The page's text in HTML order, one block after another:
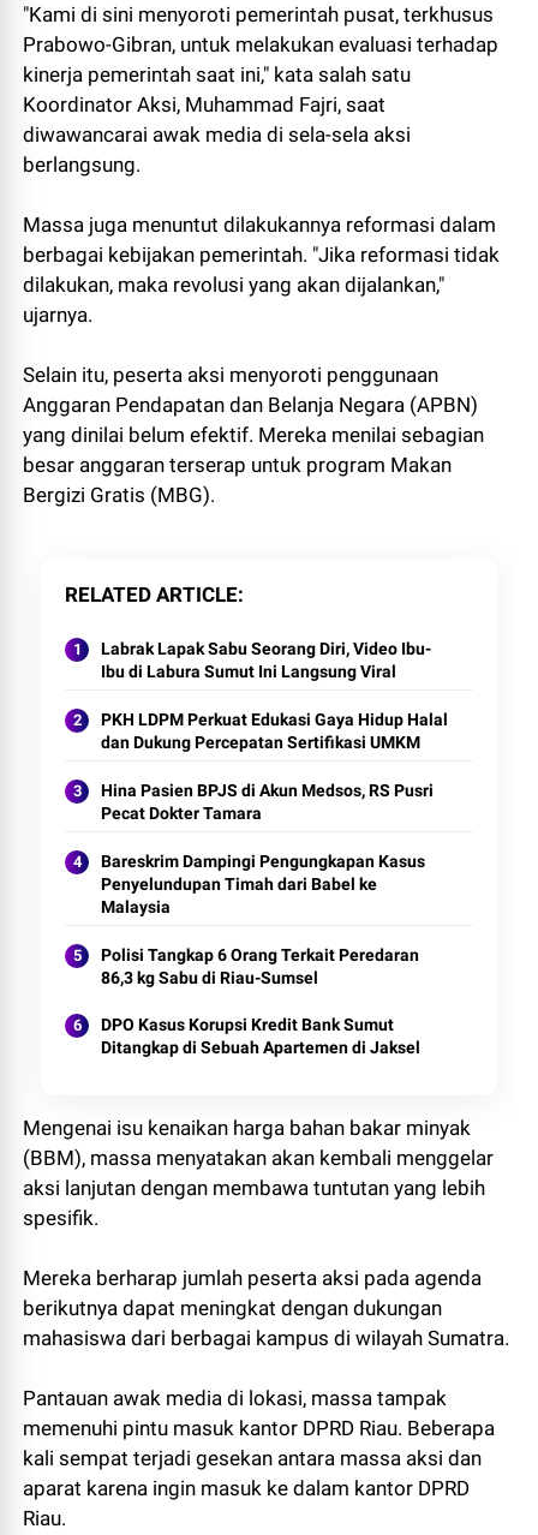
"Kami di sini menyoroti pemerintah pusat, terkhusus
Prabowo-Gibran, untuk melakukan evaluasi terhadap
kinerja pemerintah saat ini," kata salah satu
Koordinator Aksi, Muhammad Fajri, saat
diwawancarai awak media di sela-sela aksi
berlangsung.
Massa juga menuntut dilakukannya reformasi dalam
berbagai kebijakan pemerintah. "Jika reformasi tidak
dilakukan, maka revolusi yang akan dijalankan,"
ujarnya.
Selain itu, peserta aksi menyoroti penggunaan
Anggaran Pendapatan dan Belanja Negara (APBN)
yang dinilai belum efektif. Mereka menilai sebagian
besar anggaran terserap untuk program Makan
Bergizi Gratis (MBG).
RELATED ARTICLE
Labrak Lapak Sabu Seorang Diri, Video Ibu-
Ibu di Labura Sumut Ini Langsung Viral
PKH LDPM Perkuat Edukasi Gaya Hidup Halal
dan Dukung Percepatan Sertifikasi UMKM
Hina Pasien BPJS di Akun Medsos, RS Pusri
Pecat Dokter Tamara
Bareskrim Dampingi Pengungkapan Kasus
Penyelundupan Timah dari Babel ke
Malaysia
Polisi Tangkap 6 Orang Terkait Peredaran
86,3 kg Sabu di Riau-Sumsel
DPO Kasus Korupsi Kredit Bank Sumut
Ditangkap di Sebuah Apartemen di Jaksel
Mengenai isu kenaikan harga bahan bakar minyak
(BBM), massa menyatakan akan kembali menggelar
aksi lanjutan dengan membawa tuntutan yang lebih
spesifik.
Mereka berharap jumlah peserta aksi pada agenda
berikutnya dapat meningkat dengan dukungan
mahasiswa dari berbagai kampus di wilayah Sumatra.
Pantauan awak media di lokasi, massa tampak
memenuhi pintu masuk kantor DPRD Riau. Beberapa
kali sempat terjadi gesekan antara massa aksi dan
aparat karena ingin masuk ke dalam kantor DPRD
Riau.